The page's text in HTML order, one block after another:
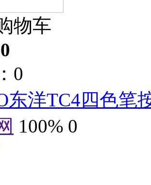
物车
0
东洋TC4四色笔
100% 0